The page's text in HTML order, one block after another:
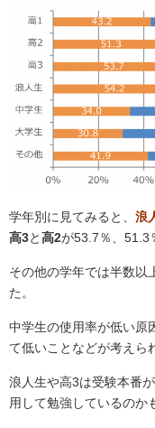
学年別に見てみると、 浪
高3と高2が53.7％、51.3
その他の学年では半数以
た。
中学生の使用率が低い原
て低いことなどが考えら
浪人生や高3は受験本番
用して勉強しているのか